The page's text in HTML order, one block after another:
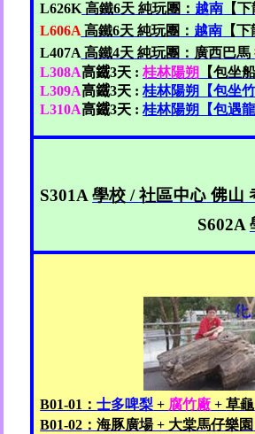
L626K 高鐵6天 純玩團 ： 越南 【
L606A 高鐵6天 純玩團 ： 越南 【
L407A 高鐵4天 純玩團 ： 廣西巴馬
L308A高鐵3天 :桂林陽朔 【包坐
L309A高鐵3天 : 桂林陽朔【包坐
L310A高鐵3天 : 桂林陽朔【包遇
S301A 學校 /社區中心 佛山
S602A
B01-01 ：士多啤梨 + 腐竹廠 +草龜
B01-02 ：海豚廣場 + 大棠馬仔樂園